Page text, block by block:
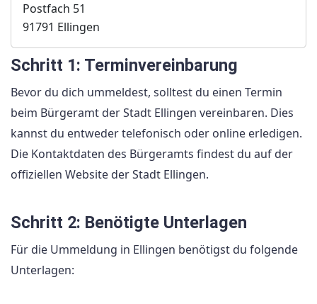
Postfach 51
91791 Ellingen
Schritt 1: Terminvereinbarung
Bevor du dich ummeldest, solltest du einen Termin
beim Bürgeramt der Stadt Ellingen vereinbaren. Dies
kannst du entweder telefonisch oder online erledigen.
Die Kontaktdaten des Bürgeramts findest du auf der
offiziellen Website der Stadt Ellingen.
Schritt 2: Benötigte Unterlagen
Für die Ummeldung in Ellingen benötigst du folgende
Unterlagen: